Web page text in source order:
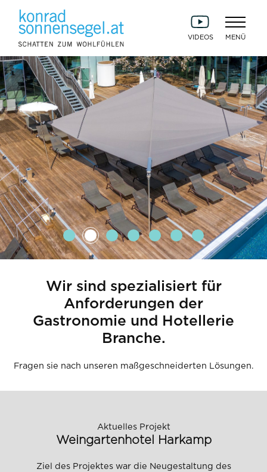
VIDEOS
Wir sind spezialisiert für
Anforderungen der
Gastronomie und Hotellerie
Branche.
Fragen sie nach unseren maßgeschneiderten Lösungen.
Aktuelles Projekt
Weingartenhotel Harkamp
Ziel des Projektes war die Neugestaltung des